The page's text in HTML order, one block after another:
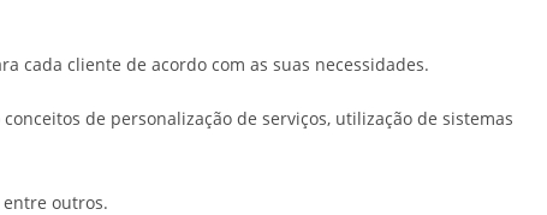
cada cliente de acordo com as suas necessidades.
de personalização de serviços, utilização de sistemas
entre outros.